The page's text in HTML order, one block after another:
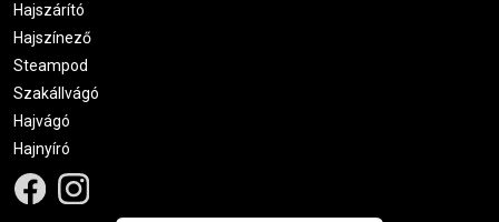
Hajszárító
Hajszínező
Steampod
Szakállvágó
Hajvágó
Hajnyíró